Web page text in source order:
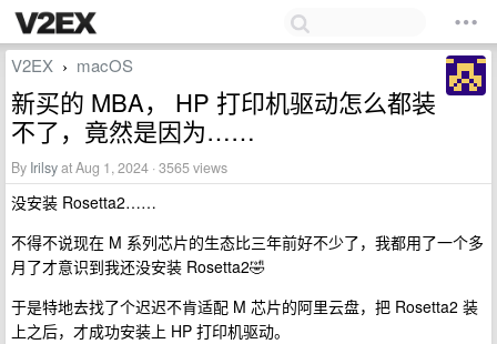
V2EX › macOS
新买的 MBA， HP 打印机驱动怎么都装
不了，竟然是因为……
By Irilsyat Aug 1, 2024 · 3565 views
没安装 Rosetta2……
不得不说现在 M 系列芯片的生态比三年前好不少了，我都用了一个多
月了才意识到我还没安装 Rosetta2🤣
于是特地去找了个迟迟不肯适配 M 芯片的阿里云盘，把 Rosetta2 装
上之后，才成功安装上 HP 打印机驱动。